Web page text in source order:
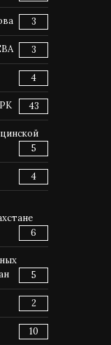
3
3
4
43
5
4
6
5
2
10